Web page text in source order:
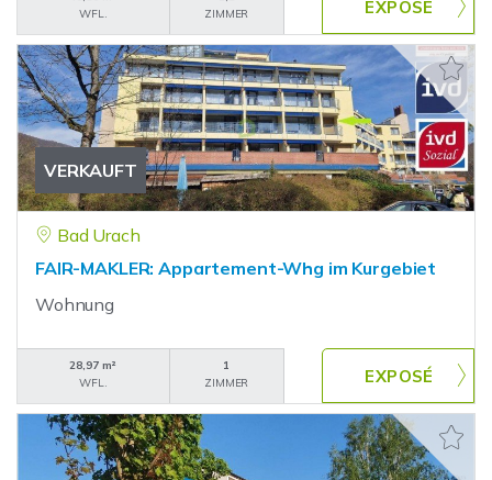
WFL.
ZIMMER
VERKAUFT
Bad Urach
FAIR-MAKLER: Appartement-Whg im Kurgebiet
Wohnung
28,97 m²
WFL.
1
ZIMMER